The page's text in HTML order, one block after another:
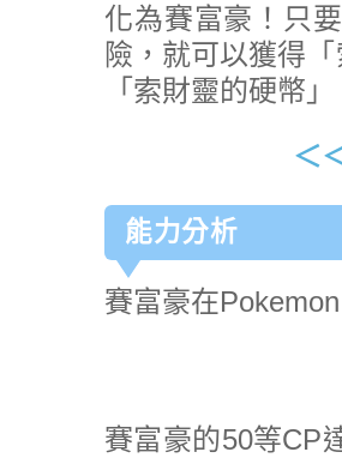
化為賽富豪！只
險，就可以獲得
「索財靈的硬幣」
＜
能力分析
賽富豪在
賽富豪的50等CP